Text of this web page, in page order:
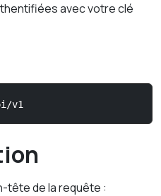
avec votre clé
v1
tête de la requête :